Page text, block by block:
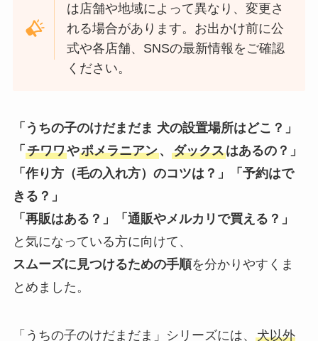
は店舗や地域によって異なり、変更さ
れる場合があります。お出かけ前に公
式や各店舗、SNSの最新情報をご確認
ください。
「うちの子のけだまだま 犬の設置場所はどこ？」
「 チワワやポメラニアン、 ダックスはあるの？」
「作り方（毛の入れ方）のコツは？」「予約はで
きる？」
「再販はある？」「通販やメルカリで買える？」
と気になっている方に向けて、
スムーズに見つけるための手順を分かりやすくま
とめました。
「うちの子のけだまだま」シリーズには、 犬以外